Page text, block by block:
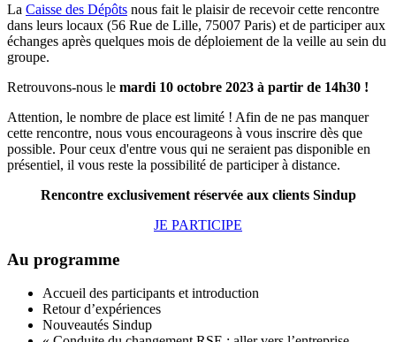
La Caisse des Dépôts nous fait le plaisir de recevoir cette rencontre
dans leurs locaux (56 Rue de Lille, 75007 Paris) et de participer aux
échanges après quelques mois de déploiement de la veille au sein du
groupe.
Retrouvons-nous le mardi 10 octobre 2023 à partir de 14h30 !
Attention, le nombre de place est limité ! Afin de ne pas manquer
cette rencontre, nous vous encourageons à vous inscrire dès que
possible. Pour ceux d'entre vous qui ne seraient pas disponible en
présentiel, il vous reste la possibilité de participer à distance.
Rencontre exclusivement réservée aux clients Sindup
JE PARTICIPE
Au programme
Accueil des participants et introduction
Retour d’expériences
Nouveautés Sindup